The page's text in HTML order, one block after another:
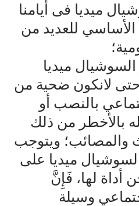
ميديا فى أيامنا
الأساسي للعديد من
ميديا
حتى لانكون ضحية من
بالنصب أو
بالأخطر من ذلك
والمصائب؛ ويتوجب
ميديا على
أداة لها، فَإِنَّ
وسيلة